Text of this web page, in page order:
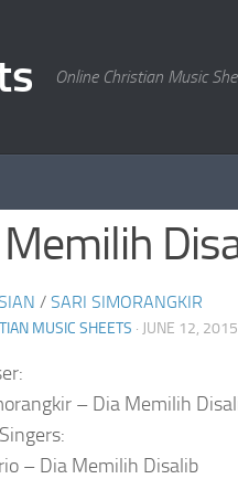
Online Christian Music
/ SARI SIMORANGKIR
MUSIC SHEETS · JUNE 12, 2015
– Dia Memilih
– Dia Memilih Disalib